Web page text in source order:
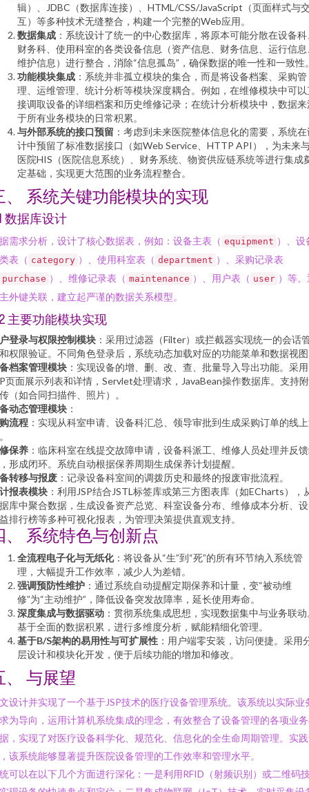
辑）、JDBC（数据库连接）、HTML/CSS/JavaScript（页面样式与
互）等多种技术无缝整合，构建一个完整的Web应用。
数据集成 ：系统设计了统一的中心数据库，将原本可能分散在设备科
财务科、使用科室的各类设备信息（资产信息、财务信息、运行信息
维护信息）进行整合，消除“信息孤岛”，确保数据的唯一性和一致性
功能模块集成 ：系统并非孤立模块的集合，而是将设备档案、采购管
理、运维管理、统计分析等模块深度耦合。例如，在维修模块中可以
接调取设备的详细档案和历史维修记录；在统计分析模块中，数据来
于所有业务模块的日常积累。
与外部系统的接口预留 ：考虑到未来医院整体信息化的需要，系统
计中预留了标准数据接口（如Web Service、HTTP API），为未来
医院HIS（医院信息系统）、财务系统、物资供应链系统等进行集成
定基础，实现更大范围的业务流程整合。
、 系统关键功能模块的实现
数据库设计
需求分析，设计了核心数据表，例如：设备主表（ equipment ）、设
表（ category ）、使用科室表（ department ）、采购记录表
purchase ）、维修记录表（ maintenance ）、用户表（ user ）等
外键关联，建立起严谨的数据关系模型。
主要功能模块实现
登录与权限控制模块 ：采用过滤器（Filter）或拦截器实现统一的会话
权限验证。不同角色登录后，系统动态加载对应的功能菜单和数据视
档案管理模块 ：实现设备的增、删、改、查、批量导入导出功能。采用
页面展示列表和详情，Servlet处理请求，JavaBean操作数据库。支持
（如合同扫描件、照片）。
动态管理模块 ：
流程 ：实现从科室申请、设备科汇总、领导审批到生成采购订单的线
保养 ：临床科室在线提交故障申请，设备科派工、维修人员处理并反
形成闭环。系统自动根据保养周期生成保养计划提醒。
转移与报废 ：记录设备科室间的调拨历史和最终的报废审批流程。
报表模块 ：利用JSP结合JSTL标签库或第三方图表库（如ECharts），
库中聚合数据，生成设备资产总览、科室设备分布、维修成本分析、
排行榜等多种可视化报表，为管理决策提供直观支持。
、 系统特色与创新点
全流程电子化与无纸化：将设备从“生”到“死”的所有环节纳入系统管
理，大幅提升工作效率，减少人为差错。
强调预防性维护 ：通过系统自动提醒定期保养和计量，变“被动维
修”为“主动维护”，降低设备突发故障率，延长使用寿命。
深度集成与数据驱动 ：贯彻系统集成思想，实现数据集中与业务联
基于全面的数据积累，进行多维度分析，赋能精细化管理。
基于B/S架构的易用性与可扩展性 ：用户端零安装，访问便捷。采用
层设计和模块化开发，便于后续功能的增加和修改。
、 与展望
设计并实现了一个基于JSP技术的医疗设备管理系统。该系统以实际业
为导向，运用计算机系统集成的理念，有效整合了设备管理的各项业
，实现了对医疗设备科学化、规范化、信息化的全生命周期管理。实
该系统能够显著提升医院设备管理的工作效率和管理水平。
可以在以下几个方面进行深化：一是利用RFID（射频识别）或二维码